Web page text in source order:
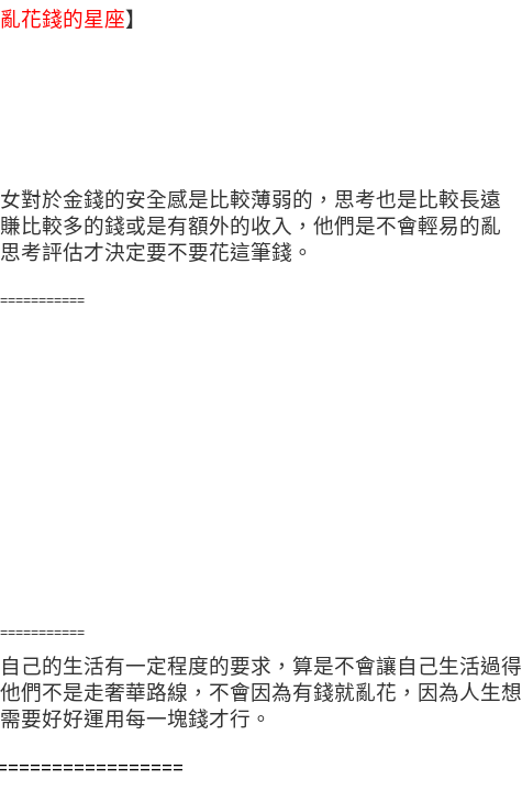
花錢的星座】
對於金錢的安全感是比較薄弱的，思考也是比較長遠
比較多的錢或是有額外的收入，他們是不會輕易的亂
考評估才決定要不要花這筆錢。
己的生活有一定程度的要求，算是不會讓自己生活過得
們不是走奢華路線，不會因為有錢就亂花，因為人生想
要好好運用每一塊錢才行。